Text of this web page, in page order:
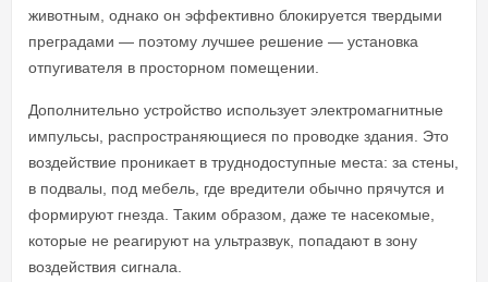
животным, однако он эффективно блокируется твердыми
преградами — поэтому лучшее решение — установка
отпугивателя в просторном помещении.
Дополнительно устройство использует электромагнитные
импульсы, распространяющиеся по проводке здания. Это
воздействие проникает в труднодоступные места: за стены,
в подвалы, под мебель, где вредители обычно прячутся и
формируют гнезда. Таким образом, даже те насекомые,
которые не реагируют на ультразвук, попадают в зону
воздействия сигнала.